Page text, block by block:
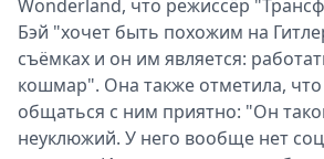
Wonderland, что режиссёр
Бэй "хочет быть похожим на
съёмках и он им является:
кошмар". Она также отметила,
общаться с ним приятно: "Он
неуклюжий. У него вообще нет